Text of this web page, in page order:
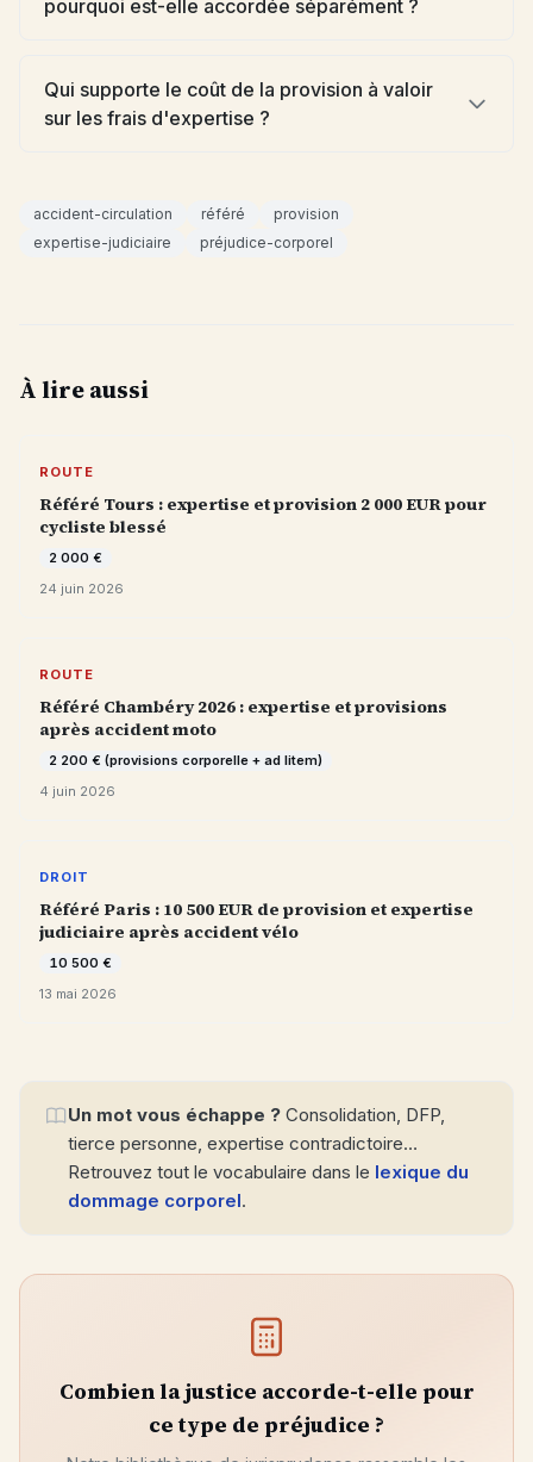
pourquoi est-elle accordée séparément ?
Qui supporte le coût de la provision à valoir
sur les frais d'expertise ?
accident-circulation référé
provision
expertise-judiciaire
préjudice-corporel
À lire aussi
ROUTE
Référé Tours : expertise et provision 2 000 EUR pour
cycliste blessé
2 000 €
24 juin 2026
ROUTE
Référé Chambéry 2026 : expertise et provisions
après accident moto
2 200 € (provisions corporelle + ad litem)
4 juin 2026
DROIT
Référé Paris : 10 500 EUR de provision et expertise
judiciaire après accident vélo
10 500 €
13 mai 2026
Un mot vous échappe ? Consolidation, DFP,
tierce personne, expertise contradictoire…
Retrouvez tout le vocabulaire dans le lexique du
dommage corporel.
Combien la justice accorde-t-elle pour
ce type de préjudice ?